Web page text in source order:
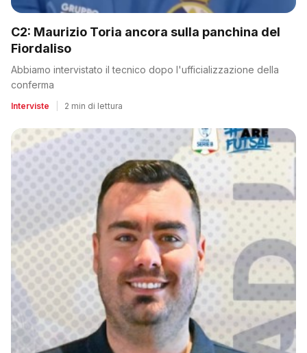
C2: Maurizio Toria ancora sulla panchina del
Fiordaliso
Abbiamo intervistato il tecnico dopo l'ufficializzazione della
conferma
Interviste 2 min di lettura